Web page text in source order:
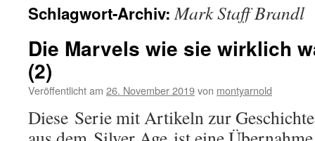
Schlagwort-Archiv:Mark Staff Brandl
Die Marvels wie sie wirklich
(2)
Veröffentlicht am 26. November 2019von montyarnold
Diese Serie mit Artikeln zur